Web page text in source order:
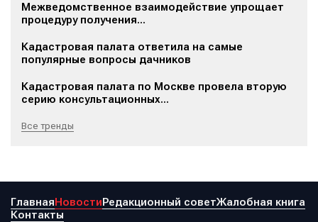
Межведомственное взаимодействие упрощает
процедуру получения...
Кадастровая палата ответила на самые
популярные вопросы дачников
Кадастровая палата по Москве провела вторую
серию консультационных...
Все тренды
ГлавнаяНовостиРедакционный советЖалобная книга
Контакты